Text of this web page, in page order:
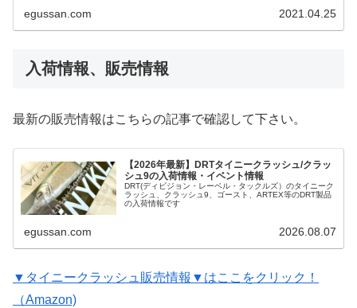
egussan.com 2021.04.25
入荷情報、販売情報
最新の販売情報はこちらの記事で確認して下さい。
【2026年最新】DRTタイニークラッシュ/クラッ
シュ9の入荷情報・イベント情報
DRT(ディビジョン・レーベル・タックルズ）のタイニーク
ラッシュ、クラッシュ9、ゴースト、ARTEX等のDRT製品
の入荷情報です
egussan.com 2026.08.07
▼タイニークラッシュ販売情報▼はここをクリック！
（Amazon)